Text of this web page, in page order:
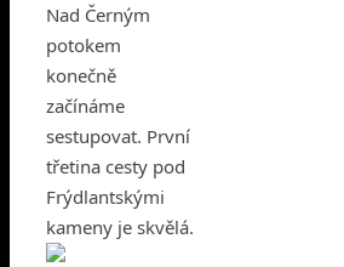
Nad Černým
potokem
konečně
začínáme
sestupovat. První
třetina cesty pod
Frýdlantskými
kameny je skvělá.